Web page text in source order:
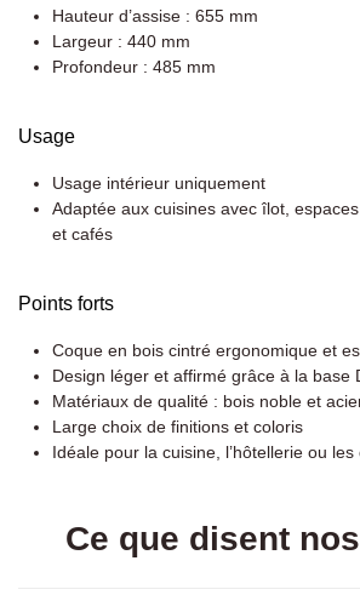
Hauteur d’assise : 655 mm
Largeur : 440 mm
Profondeur : 485 mm
Usage
Usage intérieur uniquement
Adaptée aux cuisines avec îlot,
et cafés
Points forts
Coque en bois cintré ergonomique et
Design léger et affirmé grâce à la base
Matériaux de qualité : bois noble et
Large choix de finitions et coloris
Idéale pour la cuisine, l’hôtellerie ou
Ce que disent